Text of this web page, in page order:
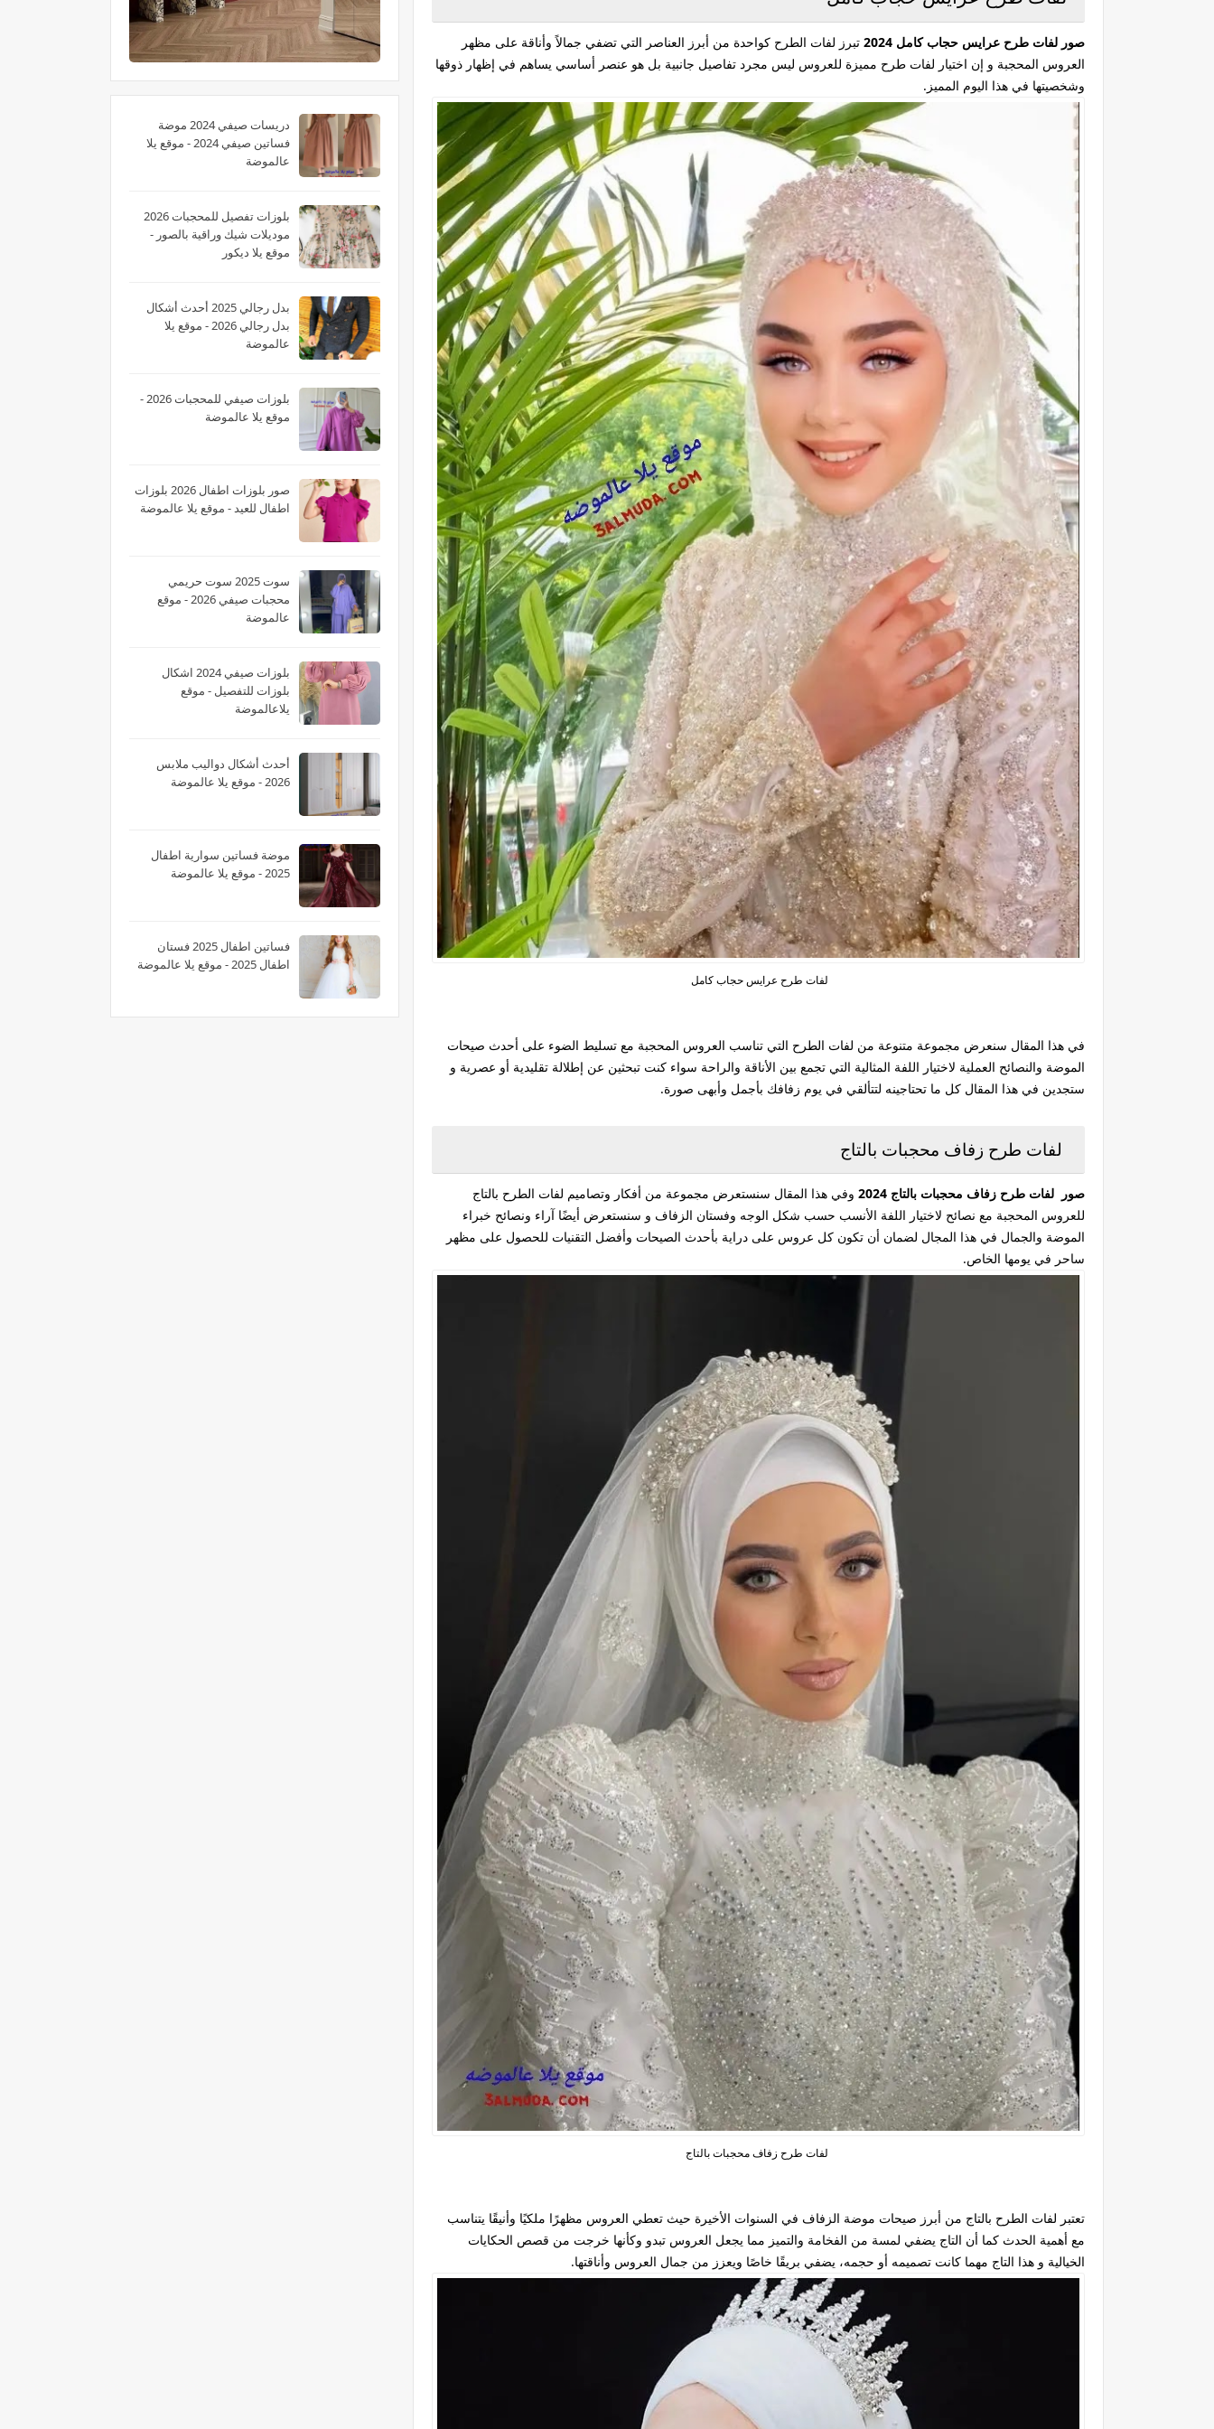
صور لفات طرح عرايس حجاب كامل 2024
تبرز لفات الطرح كواحدة من أبرز العناصر التي تضفي جمالاً وأناقة على مظهر
العروس المحجبة و إن اختيار لفات طرح مميزة للعروس ليس مجرد تفاصيل جانبية بل هو عنصر أساسي يساهم في إظهار ذوقها
وشخصيتها في هذا اليوم المميز.
لفات طرح عرايس حجاب كامل
في هذا المقال سنعرض مجموعة متنوعة من لفات الطرح التي تناسب العروس المحجبة مع تسليط الضوء على أحدث صيحات
الموضة والنصائح العملية لاختيار اللفة المثالية التي تجمع بين الأناقة والراحة سواء كنت تبحثين عن إطلالة تقليدية أو عصرية و
ستجدين في هذا المقال كل ما تحتاجينه لتتألقي في يوم زفافك بأجمل وأبهى صورة.
لفات طرح زفاف محجبات بالتاج
صور لفات طرح زفاف محجبات بالتاج 2024
وفي هذا المقال سنستعرض مجموعة من أفكار وتصاميم لفات الطرح بالتاج
للعروس المحجبة مع نصائح لاختيار اللفة الأنسب حسب شكل الوجه وفستان الزفاف و سنستعرض أيضًا آراء ونصائح خبراء
الموضة والجمال في هذا المجال لضمان أن تكون كل عروس على دراية بأحدث الصيحات وأفضل التقنيات للحصول على مظهر
ساحر في يومها الخاص.
لفات طرح زفاف محجبات بالتاج
تعتبر لفات الطرح بالتاج من أبرز صيحات موضة الزفاف في السنوات الأخيرة حيث تعطي العروس مظهرًا ملكيًا وأنيقًا يتناسب
مع أهمية الحدث كما أن التاج يضفي لمسة من الفخامة والتميز مما يجعل العروس تبدو وكأنها خرجت من قصص الحكايات
الخيالية و هذا التاج مهما كانت تصميمه أو حجمه، يضفي بريقًا خاصًا ويعزز من جمال العروس وأناقتها.
دريسات صيفي 2024 موضة
فساتين صيفي 2024 - موقع يلا
عالموضة
بلوزات تفصيل للمحجبات 2026
موديلات شيك وراقية بالصور -
موقع يلا ديكور
بدل رجالي 2025 أحدث أشكال
بدل رجالي 2026 - موقع يلا
عالموضة
بلوزات صيفي للمحجبات 2026 -
موقع يلا عالموضة
صور بلوزات اطفال 2026 بلوزات
اطفال للعيد - موقع يلا عالموضة
سوت 2025 سوت حريمي
محجبات صيفي 2026 - موقع
عالموضة
بلوزات صيفي 2024 اشكال
بلوزات للتفصيل - موقع
يلاعالموضة
أحدث أشكال دواليب ملابس
2026 - موقع يلا عالموضة
موضة فساتين سوارية اطفال
2025 - موقع يلا عالموضة
فساتين اطفال 2025 فستان
اطفال 2025 - موقع يلا عالموضة